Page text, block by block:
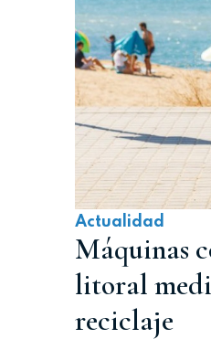
Actualidad
Máquinas
litoral
reciclaje